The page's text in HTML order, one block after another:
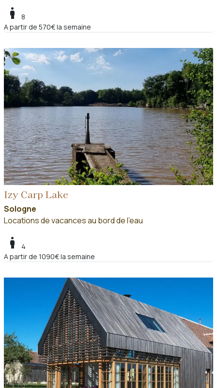
boy
8
A partir de 570€ la semaine
Izy Carp Lake
Sologne
Locations de vacances au bord de l'eau
boy
4
A partir de 1090€ la semaine